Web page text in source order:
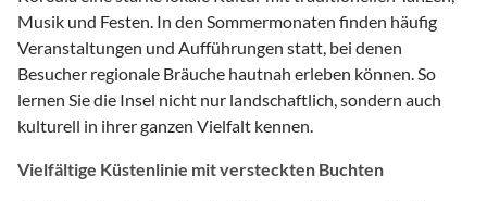
Musik und Festen. In den Sommermonaten finden häufig
Veranstaltungen und Aufführungen statt, bei denen
Besucher regionale Bräuche hautnah erleben können. So
lernen Sie die Insel nicht nur landschaftlich, sondern auch
kulturell in ihrer ganzen Vielfalt kennen.
Vielfältige Küstenlinie mit versteckten Buchten